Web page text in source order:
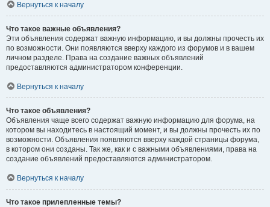
Вернуться к началу
Что такое важные объявления?
Эти объявления содержат важную информацию, и вы должны прочесть их
по возможности. Они появляются вверху каждого из форумов и в вашем
личном разделе. Права на создание важных объявлений
предоставляются администратором конференции.
Вернуться к началу
Что такое объявления?
Объявления чаще всего содержат важную информацию для форума, на
котором вы находитесь в настоящий момент, и вы должны прочесть их по
возможности. Объявления появляются вверху каждой страницы форума,
в котором они созданы. Так же, как и с важными объявлениями, права на
создание объявлений предоставляются администратором.
Вернуться к началу
Что такое прилепленные темы?